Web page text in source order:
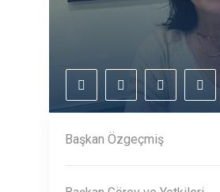
Başkan Özgeçmiş